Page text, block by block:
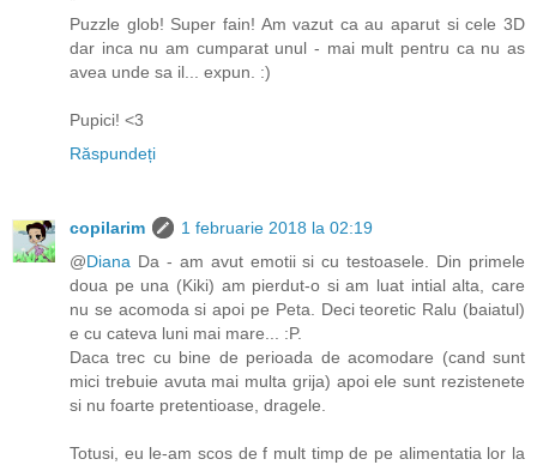
Puzzle glob! Super fain! Am vazut ca au aparut si cele 3D
dar inca nu am cumparat unul - mai mult pentru ca nu as
avea unde sa il... expun. :)
Pupici! <3
Răspundeți
copilarim
1 februarie 2018 la 02:19
@Diana Da - am avut emotii si cu testoasele. Din primele
doua pe una (Kiki) am pierdut-o si am luat intial alta, care
nu se acomoda si apoi pe Peta. Deci teoretic Ralu (baiatul)
e cu cateva luni mai mare... :P.
Daca trec cu bine de perioada de acomodare (cand sunt
mici trebuie avuta mai multa grija) apoi ele sunt rezistenete
si nu foarte pretentioase, dragele.
Totusi, eu le-am scos de f mult timp de pe alimentatia lor la